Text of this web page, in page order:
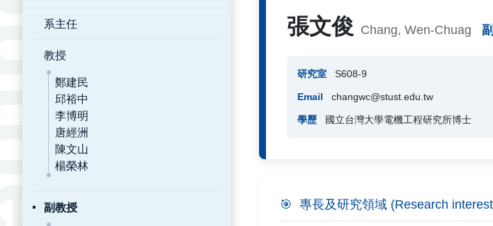
系主任
教授
鄭建民
邱裕中
李博明
唐經洲
陳文山
楊榮林
副教授
張文俊 Chang, Wen-Chuag
研究室 S608-9
Email changwc@stust.edu.tw
學歷 國立台灣大學電機工程研究所博士
🎯 專長及研究領域 (Research